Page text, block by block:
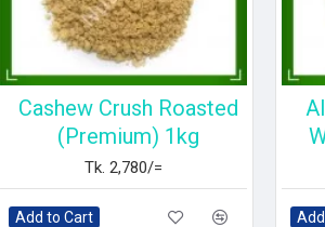
Cashew Crush Roasted
(Premium) 1kg
Tk. 2,780/=
Add to Cart